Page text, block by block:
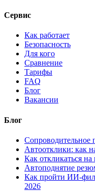
Сервис
Как работает
Безопасность
Для кого
Сравнение
Тарифы
FAQ
Блог
Вакансии
Блог
Сопроводительное
Автоотклики: как
Как откликаться
Автоподнятие
Как пройти ИИ-
2026